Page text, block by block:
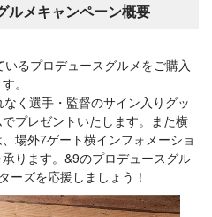
ルメキャンペーン概要
るプロデュースグルメをご購入
。
く選手・監督のサイン入りグッ
プレゼントいたします。また横
場外7ゲート横インフォメーショ
ります。&9のプロデュースグル
ーズを応援しましょう！